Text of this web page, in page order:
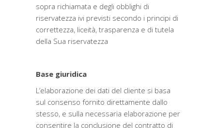
sopra richiamata e degli obblighi di
riservatezza ivi previsti secondo i principi di
correttezza, liceità, trasparenza e di tutela
della Sua riservatezza
Base giuridica
L’elaborazione dei dati del cliente si basa
sul consenso fornito direttamente dallo
stesso, e sulla necessaria elaborazione per
consentire la conclusione del contratto di